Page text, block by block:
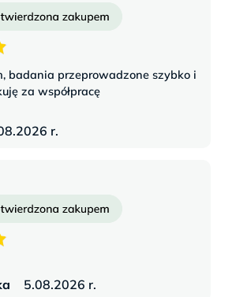
badania przeprowadzone szybko i
za współpracę
r.
5.08.2026 r.